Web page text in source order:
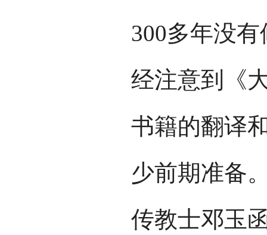
300多年没
经注意到《
书籍的翻译
少前期准备
传教士邓玉